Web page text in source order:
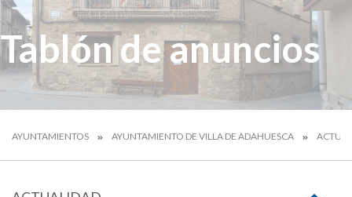
Tablón de anuncios
AYUNTAMIENTOS AYUNTAMIENTO DE VILLA DE ADAHUESCA